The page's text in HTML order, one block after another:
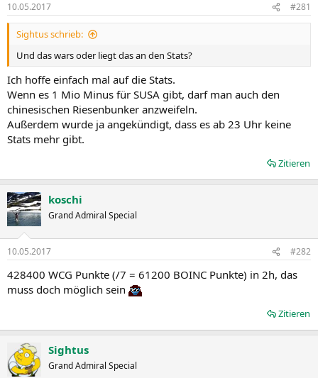
10.05.2017 #281
Sightus schrieb:
Und das wars oder liegt das an den Stats?
Ich hoffe einfach mal auf die Stats.
Wenn es 1 Mio Minus für SUSA gibt, darf man auch den
chinesischen Riesenbunker anzweifeln.
Außerdem wurde ja angekündigt, dass es ab 23 Uhr keine
Stats mehr gibt.
Zitieren
koschi
Grand Admiral Special
10.05.2017 #282
428400 WCG Punkte (/7 = 61200 BOINC Punkte) in 2h, das
muss doch möglich sein
Zitieren
Sightus
Grand Admiral Special